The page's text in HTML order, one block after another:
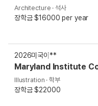
Architecture · 석사
장학금 $16000 per year
2026미국이**
Maryland Institute
Illustration · 학부
장학금 $22000